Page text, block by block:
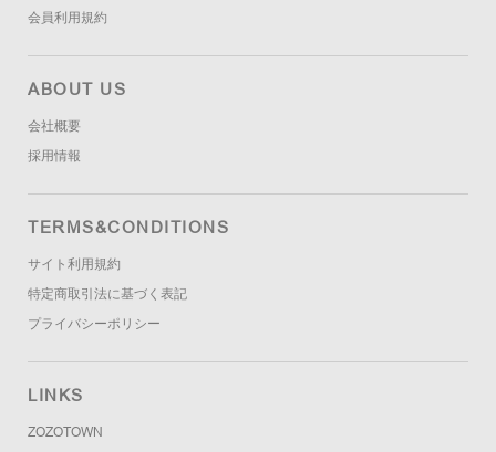
会員利用規約
ABOUT US
会社概要
採用情報
TERMS&CONDITIONS
サイト利用規約
特定商取引法に基づく表記
プライバシーポリシー
LINKS
ZOZOTOWN